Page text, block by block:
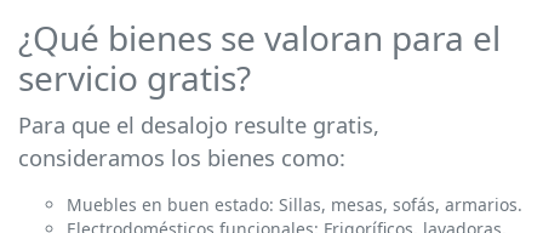
¿Qué bienes se valoran para el
servicio gratis?
Para que el desalojo resulte gratis,
consideramos los bienes como:
Muebles en buen estado: Sillas, mesas, sofás, armarios.